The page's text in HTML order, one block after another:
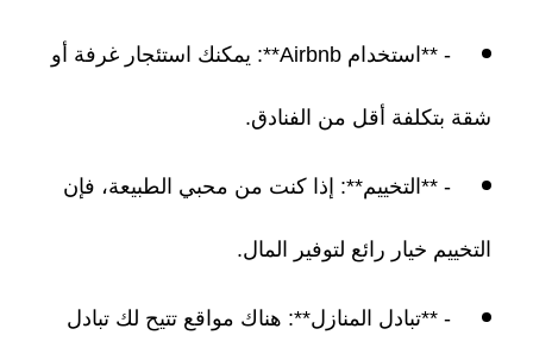
- **استخدام Airbnb**: يمكنك استئجار غرفة أو
شقة بتكلفة أقل من الفنادق.
- **التخييم**: إذا كنت من محبي الطبيعة، فإن
التخييم خيار رائع لتوفير المال.
- **تبادل المنازل**: هناك مواقع تتيح لك تبادل